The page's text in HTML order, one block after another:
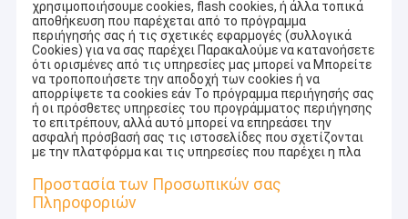
χρησιμοποιήσουμε cookies, flash cookies, ή άλλα τοπικά
αποθήκευση που παρέχεται από το πρόγραμμα
περιήγησής σας ή τις σχετικές εφαρμογές (συλλογικά
Cookies) για να σας παρέχει Παρακαλούμε να κατανοήσετε
ότι ορισμένες από τις υπηρεσίες μας μπορεί να Μπορείτε
να τροποποιήσετε την αποδοχή των cookies ή να
απορρίψετε τα cookies εάν Το πρόγραμμα περιήγησής σας
ή οι πρόσθετες υπηρεσίες του προγράμματος περιήγησης
το επιτρέπουν, αλλά αυτό μπορεί να επηρεάσει την
ασφαλή πρόσβασή σας τις ιστοσελίδες που σχετίζονται
με την πλατφόρμα και τις υπηρεσίες που παρέχει η πλα
Προστασία των Προσωπικών σας
Πληροφοριών